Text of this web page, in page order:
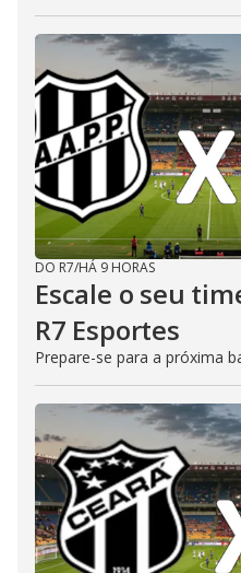
DO R7/HÁ 9 HORAS
Escale o seu
R7 Esportes
Prepare-se para a próxima